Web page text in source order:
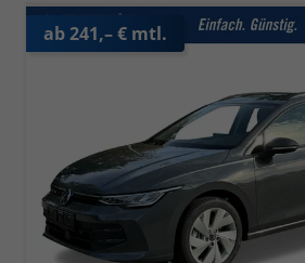
ab 241,– € mtl.